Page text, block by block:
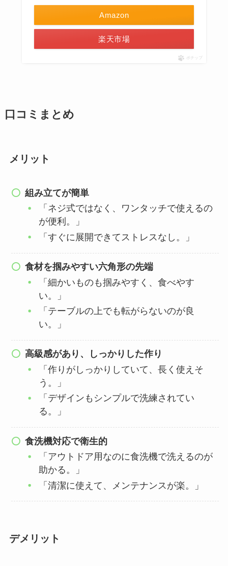
Amazon
楽天市場
ポチップ
口コミまとめ
メリット
組み立てが簡単
「ネジ式ではなく、ワンタッチで使えるの
が便利。」
「すぐに展開できてストレスなし。」
食材を掴みやすい六角形の先端
「細かいものも掴みやすく、食べやす
い。」
「テーブルの上でも転がらないのが良
い。」
高級感があり、しっかりした作り
「作りがしっかりしていて、長く使えそ
う。」
「デザインもシンプルで洗練されてい
る。」
食洗機対応で衛生的
「アウトドア用なのに食洗機で洗えるのが
助かる。」
「清潔に使えて、メンテナンスが楽。」
デメリット